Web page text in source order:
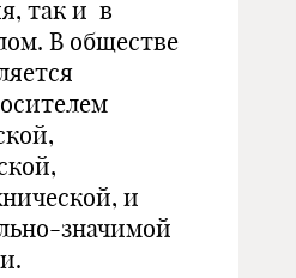
так и в
В обществе
и
значимой